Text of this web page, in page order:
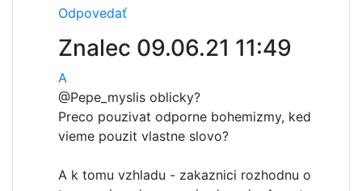
Odpovedať
Znalec 09.06.21 11:49
A
@Pepe_ myslis oblicky?
Preco pouzivat odporne bohemizmy, ked
vieme pouzit vlastne slovo?
A k tomu vzhladu - zakaznici rozhodnu o